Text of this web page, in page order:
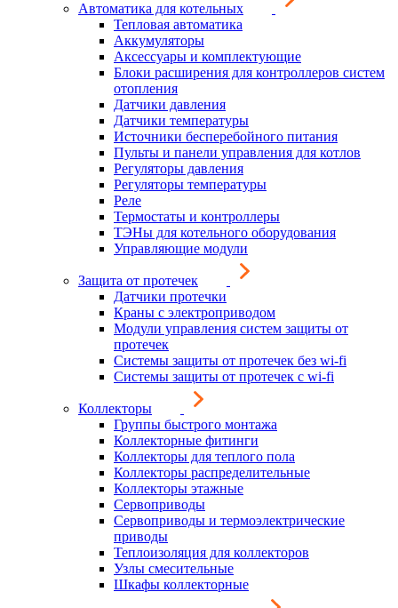
Автоматика для котельных
Тепловая автоматика
Аккумуляторы
Аксессуары и комплектующие
Блоки расширения для контроллеров систем
отопления
Датчики давления
Датчики температуры
Источники бесперебойного питания
Пульты и панели управления для котлов
Регуляторы давления
Регуляторы температуры
Реле
Термостаты и контроллеры
ТЭНы для котельного оборудования
Управляющие модули
Защита от протечек
Датчики протечки
Краны с электроприводом
Модули управления систем защиты от
протечек
Системы защиты от протечек без wi-fi
Системы защиты от протечек с wi-fi
Коллекторы
Группы быстрого монтажа
Коллекторные фитинги
Коллекторы для теплого пола
Коллекторы распределительные
Коллекторы этажные
Сервоприводы
Сервоприводы и термоэлектрические
приводы
Теплоизоляция для коллекторов
Узлы смесительные
Шкафы коллекторные